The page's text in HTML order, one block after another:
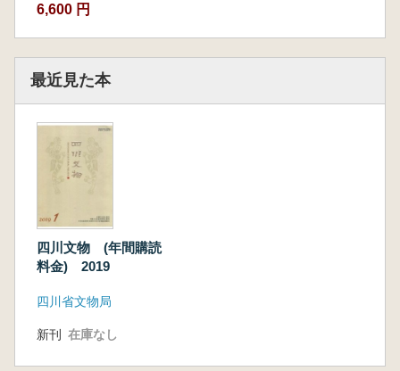
6,600 円
最近見た本
四川文物 (年間購読
料金) 2019
四川省文物局
新刊 在庫なし